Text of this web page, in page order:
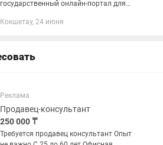
государственный онлайн-портал для
проходят дистанционно. Мы поможем
Кокшетау, 24 июня
Реклама
Продавец-консультант
250 000 ₸
Требуется продавец консультант Опыт